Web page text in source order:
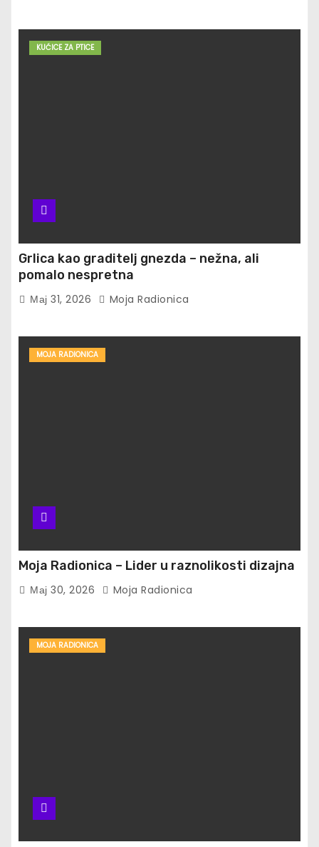
KUĆICE ZA PTICE
Grlica kao graditelj gnezda – nežna, ali
pomalo nespretna
Мај 31, 2026 Moja Radionica
MOJA RADIONICA
Moja Radionica – Lider u raznolikosti dizajna
Мај 30, 2026 Moja Radionica
MOJA RADIONICA